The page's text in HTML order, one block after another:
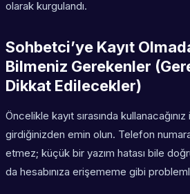
olarak kurgulandı.
Sohbetci’ye Kayıt
Bilmeniz Gerekenler
Dikkat Edilecekler)
Öncelikle kayıt sırasında
girdiğinizden emin olun. Telefon
etmez; küçük bir yazım hatası bile
da hesabınıza erişememe gibi